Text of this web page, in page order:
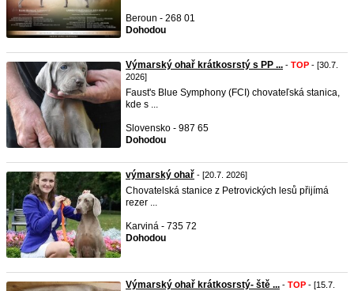
Beroun - 268 01
Dohodou
Výmarský ohař krátkosrstý s PP ... - TOP - [30.7.
2026]
Faust's Blue Symphony (FCI) chovateľská stanica,
kde s ...
Slovensko - 987 65
Dohodou
výmarský ohař - [20.7. 2026]
Chovatelská stanice z Petrovických lesů přijímá
rezer ...
Karviná - 735 72
Dohodou
Výmarský ohař krátkosrstý- ště ... - TOP - [15.7.